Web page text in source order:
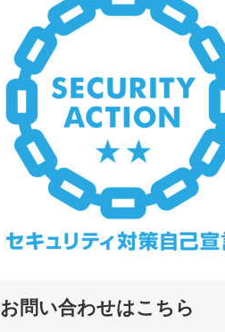
お問い合わせはこちら